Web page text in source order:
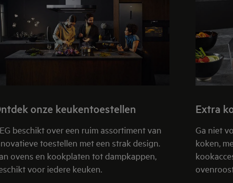
onze keukentoestellen
beschikt over een ruim assortiment van
toestellen met een strak design.
ovens en kookplaten tot dampkappen,
voor iedere keuken.
Extra
Ga niet
koken,